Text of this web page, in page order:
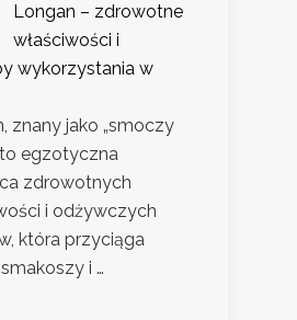
Longan – zdrowotne
właściwości i
wykorzystania w
znany jako „smoczy
to egzotyczna
zdrowotnych
i odżywczych
która przyciąga
i …